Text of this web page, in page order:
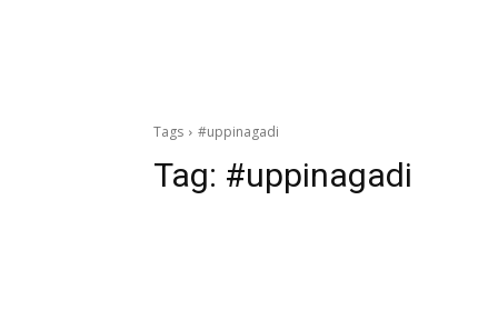
Tags #uppinagadi
Tag: #uppinagadi